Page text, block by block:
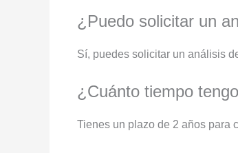
¿Puedo solicitar un
Sí, puedes solicitar un análisis
¿Cuánto tiempo
Tienes un plazo de 2 años para